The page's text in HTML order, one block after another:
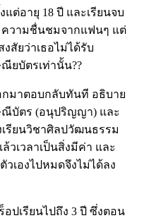
ต่อายุ 18 ปี และเรียนจบ
ความชื่นชมจากแฟนๆ แต่
สัยว่าเธอไม่ได้รับ
ยบัตรเท่านั้น??
กมาตอบกลับทันที อธิบาย
ณีบัตร (อนุปริญญา) และ
รียนวิชาศิลปวัฒนธรรม
วเวลาเป็นสิ่งมีค่า และ
วเองไปหมดจึงไม่ได้ลง
อปเรียนไปถึง 3 ปี ซึ่งตอน